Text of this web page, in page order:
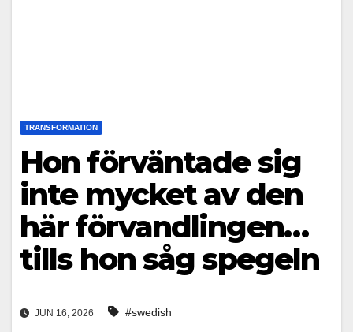
TRANSFORMATION
Hon förväntade sig
inte mycket av den
här förvandlingen…
tills hon såg spegeln
JUN 16, 2026 #swedish